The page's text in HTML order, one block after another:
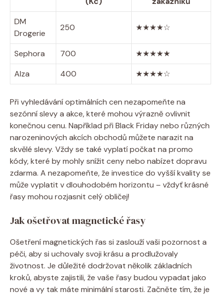
DM
Drogerie
250 ★★★★☆
Sephora 700
★★★★★
Alza
400 ★★★★☆
Při vyhledávání optimálních cen nezapomeňte na
sezónní slevy a akce, které mohou výrazně ovlivnit
konečnou cenu. Například při Black Friday nebo různých
narozeninových akcích obchodů můžete narazit na
skvělé slevy. Vždy se také vyplatí počkat na promo
kódy, které by mohly snížit ceny nebo nabízet dopravu
zdarma. A nezapomeňte, že investice do vyšší kvality se
může vyplatit v dlouhodobém horizontu – vždyť krásné
řasy mohou rozjasnit celý obličej!
Jak ošetřovat magnetické řasy
Ošetření magnetických řas si zaslouží vaši pozornost a
péči, aby si uchovaly svoji krásu a prodlužovaly
životnost. Je důležité dodržovat několik základních
kroků, abyste zajistili, že vaše řasy budou vypadat jako
nové a vy tak máte minimální starosti. Začněte tím, že je